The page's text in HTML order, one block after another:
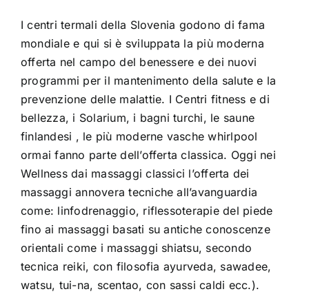
I centri termali della Slovenia godono di fama
mondiale e qui si è sviluppata la più moderna
offerta nel campo del benessere e dei nuovi
programmi per il mantenimento della salute e la
prevenzione delle malattie. I Centri fitness e di
bellezza, i Solarium, i bagni turchi, le saune
finlandesi , le più moderne vasche whirlpool
ormai fanno parte dell’offerta classica. Oggi nei
Wellness dai massaggi classici l’offerta dei
massaggi annovera tecniche all’avanguardia
come: linfodrenaggio, riflessoterapie del piede
fino ai massaggi basati su antiche conoscenze
orientali come i massaggi shiatsu, secondo
tecnica reiki, con filosofia ayurveda, sawadee,
watsu, tui-na, scentao, con sassi caldi ecc.).